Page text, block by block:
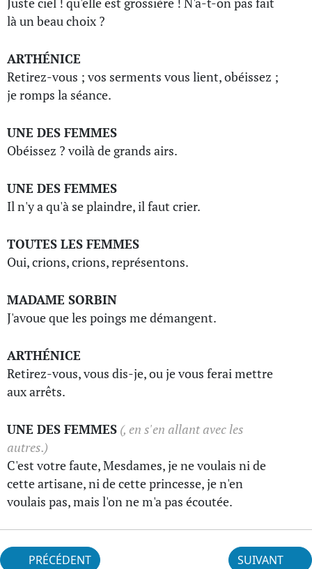
là un beau choix ?
ARTHÉNICE
Retirez-vous ; vos serments vous lient, obéissez ;
je romps la séance.
UNE DES FEMMES
Obéissez ? voilà de grands airs.
UNE DES FEMMES
Il n'y a qu'à se plaindre, il faut crier.
TOUTES LES FEMMES
Oui, crions, crions, représentons.
MADAME SORBIN
J'avoue que les poings me démangent.
ARTHÉNICE
Retirez-vous, vous dis-je, ou je vous ferai mettre
aux arrêts.
UNE DES FEMMES (, en s'en allant avec les
autres.)
C'est votre faute, Mesdames, je ne voulais ni de
cette artisane, ni de cette princesse, je n'en
voulais pas, mais l'on ne m'a pas écoutée.
PRÉCÉDENT SUIVANT